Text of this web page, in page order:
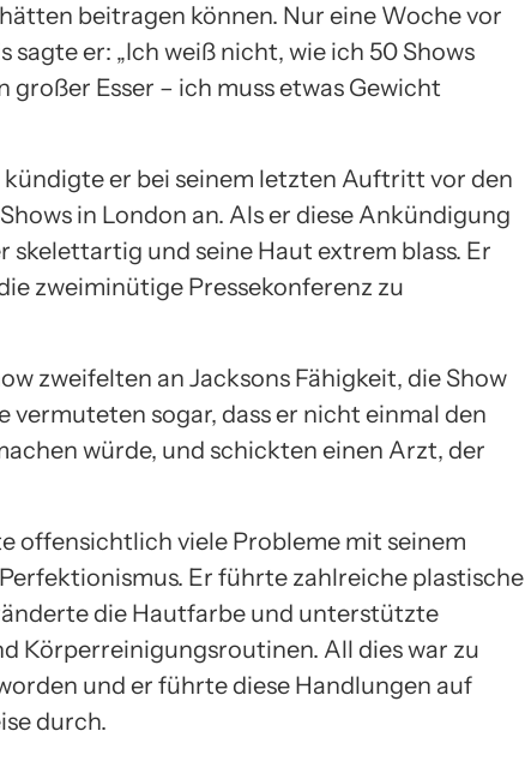
beitragen können. Nur eine Woche vor
sagte er: „Ich weiß nicht, wie ich 50 Shows
großer Esser – ich muss etwas Gewicht
er bei seinem letzten Auftritt vor den
in London an. Als er diese Ankündigung
skelettartig und seine Haut extrem blass. Er
zweiminütige Pressekonferenz zu
zweifelten an Jacksons Fähigkeit, die Show
vermuteten sogar, dass er nicht einmal den
würde, und schickten einen Arzt, der
offensichtlich viele Probleme mit seinem
Er führte zahlreiche plastische
die Hautfarbe und unterstützte
Körperreinigungsroutinen. All dies war zu
und er führte diese Handlungen auf
durch.